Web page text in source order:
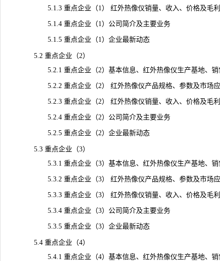
5.1.3 重点企业（1） 红外热像仪销量、收入、价格及毛利
5.1.4 重点企业（1）公司简介及主要业务
5.1.5 重点企业（1）企业最新动态
5.2 重点企业（2）
5.2.1 重点企业（2）基本信息、红外热像仪生产基地、销
5.2.2 重点企业（2） 红外热像仪产品规格、参数及市场
5.2.3 重点企业（2） 红外热像仪销量、收入、价格及毛利
5.2.4 重点企业（2）公司简介及主要业务
5.2.5 重点企业（2）企业最新动态
5.3 重点企业（3）
5.3.1 重点企业（3）基本信息、红外热像仪生产基地、销
5.3.2 重点企业（3） 红外热像仪产品规格、参数及市场
5.3.3 重点企业（3） 红外热像仪销量、收入、价格及毛利
5.3.4 重点企业（3）公司简介及主要业务
5.3.5 重点企业（3）企业最新动态
5.4 重点企业（4）
5.4.1 重点企业（4）基本信息、红外热像仪生产基地、销